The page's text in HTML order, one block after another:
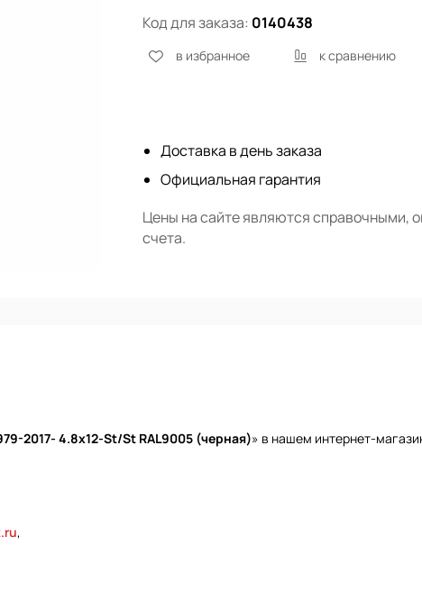
Код для заказа: 0140438
в избранное к сравнению
Доставка в день заказа
Официальная гарантия
Цены на сайте являются справочными,
счета.
2017- 4.8х12-St/St RAL9005 (черная)» в нашем интернет-
,